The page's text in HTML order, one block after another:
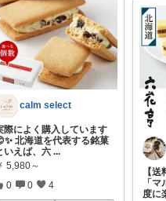
calm select
際によく購入しています
北海道を代表する銘菓
いえば、六 ...
5,980～
0 0 4
【
「
度に